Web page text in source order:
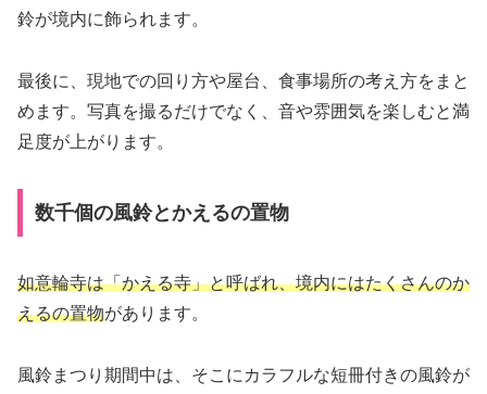
鈴が境内に飾られます。
最後に、現地での回り方や屋台、食事場所の考え方をまと
めます。写真を撮るだけでなく、音や雰囲気を楽しむと満
足度が上がります。
数千個の風鈴とかえるの置物
如意輪寺は「かえる寺」と呼ばれ、境内にはたくさんのか
えるの置物があります。
風鈴まつり期間中は、そこにカラフルな短冊付きの風鈴が